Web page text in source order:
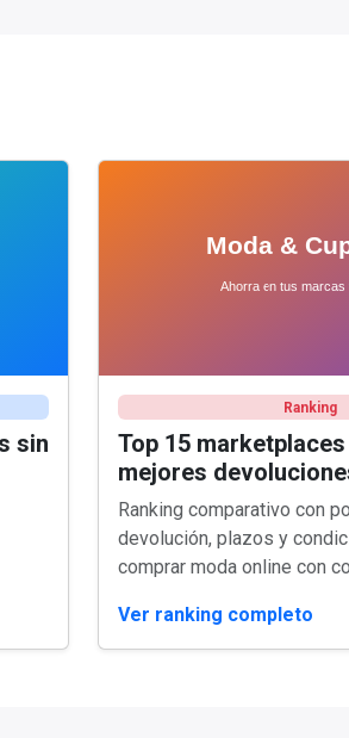
sin
Ranking
Top 15
mejores
Ranking comparativo con
devolución, plazos y
comprar moda online con
Ver ranking completo